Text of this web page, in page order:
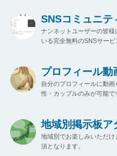
SNSコミュニテ
ナンネットユーザーの皆
いる完全無料のSNSサービ
プロフィール動
自分のプロフィールに動
性・カップルのみが可能で
地域別掲示板ア
地域別でお楽しみいただ
須となります。